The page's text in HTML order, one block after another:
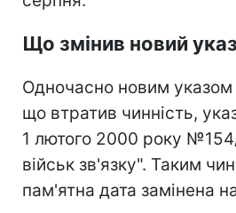
Що змінив новий указ
Одночасно новим указом
що втратив чинність,
1 лютого 2000 року
військ зв'язку". Таким
пам'ятна дата замінена